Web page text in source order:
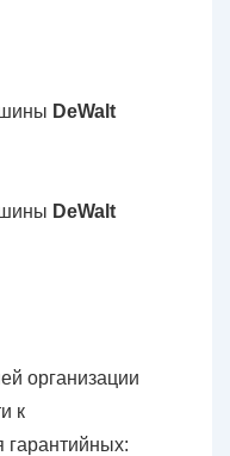
DeWalt
DeWalt
организации
к
гарантийных: